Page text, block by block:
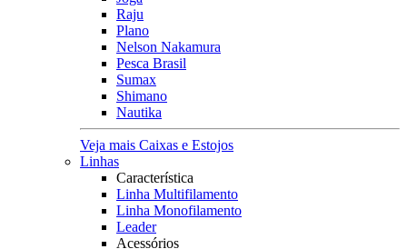
Raju
Plano
Nelson Nakamura
Pesca Brasil
Sumax
Shimano
Nautika
Veja mais Caixas e Estojos
Linhas
Característica
Linha Multifilamento
Linha Monofilamento
Leader
Acessórios